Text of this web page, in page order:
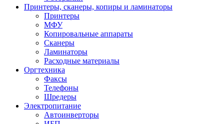
Принтеры, сканеры, копиры и ламинаторы
Принтеры
МФУ
Копировальные аппараты
Сканеры
Ламинаторы
Расходные материалы
Оргтехника
Факсы
Телефоны
Шредеры
Электропитание
Автоинверторы